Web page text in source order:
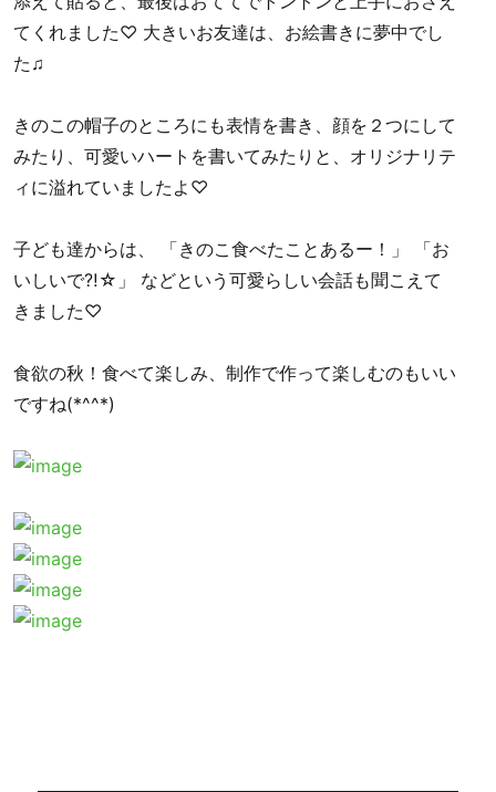
てくれました♡ 大きいお友達は、お絵書きに夢中でし
た♫
きのこの帽子のところにも表情を書き、顔を２つにして
みたり、可愛いハートを書いてみたりと、オリジナリテ
ィに溢れていましたよ♡
子ども達からは、 「きのこ食べたことあるー！」 「お
いしいで⁈☆」 などという可愛らしい会話も聞こえて
きました♡
食欲の秋！食べて楽しみ、制作で作って楽しむのもいい
ですね(*^^*)